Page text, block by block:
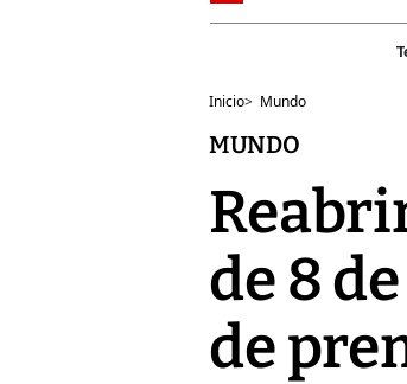
Inicio> Mundo
MUNDO
de 8
de